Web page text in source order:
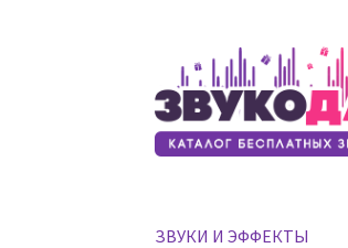
Перейти
к
навигации
Перейти
к
содержимому
ЗВУКИ И ЭФФЕКТЫ